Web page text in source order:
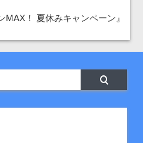
MAX！ 夏休みキャンペーン』